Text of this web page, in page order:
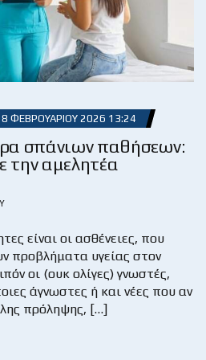
ΦΕΒΡΟΥΑΡΊΟΥ 2026 13:24
σπάνιων παθήσεων:
την αμελητέα
είναι οι ασθένειες, που
προβλήματα υγείας στον
οι (ουκ ολίγες) γνωστές,
άγνωστες ή και νέες που αν
πρόληψης, […]